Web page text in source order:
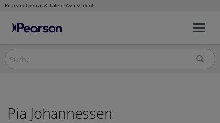
Pearson Clinical & Talent Assessment
Direkt
Inhalt
Pia Johannessen